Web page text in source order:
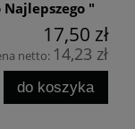
"
17,50 zł
netto: 14,23 zł
do koszyka